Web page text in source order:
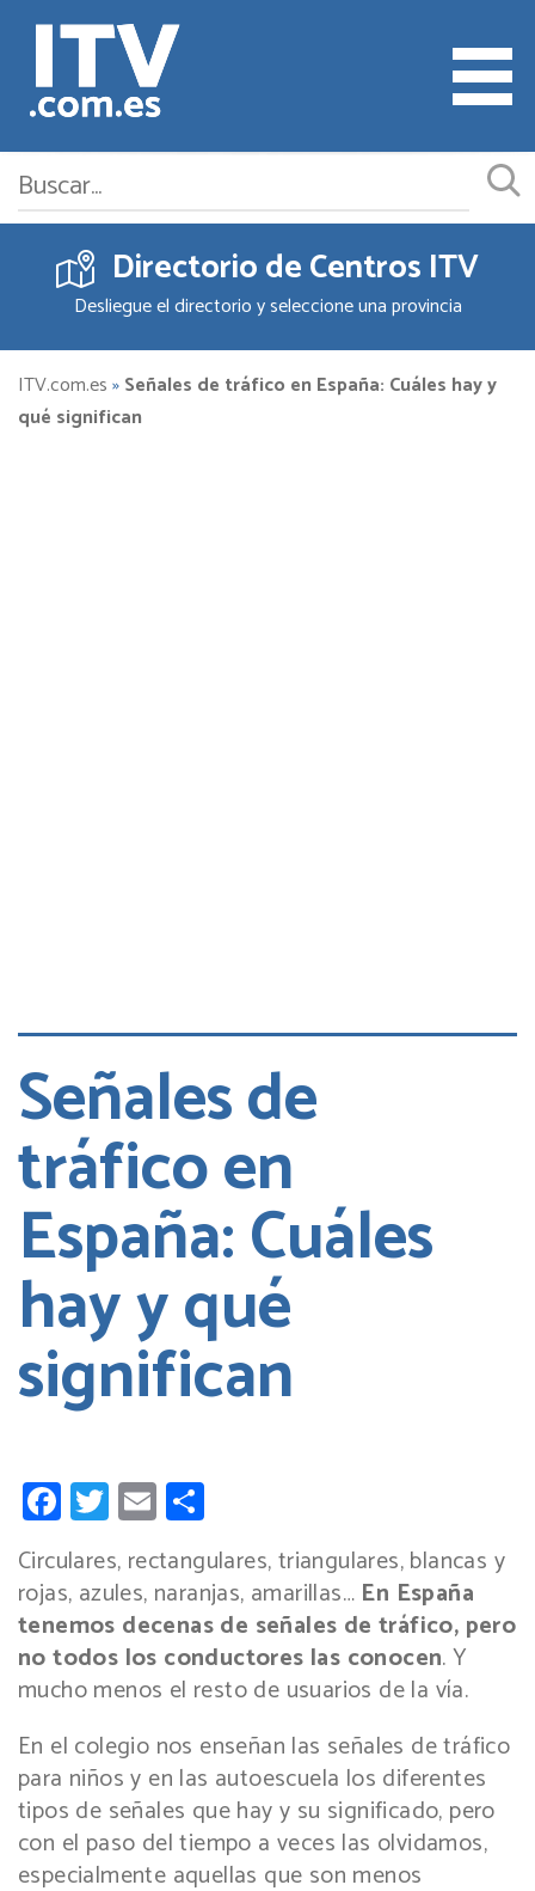
Cita ITV
Cambiar o Anular Cita
Empresas ITV
Documentación
Directorio de Centros ITV
Desliegue el directorio y seleccione una provincia
ITV.com.es»Señales de tráfico en España: Cuáles hay y
qué significan
Señales de
tráfico en
España: Cuáles
hay y qué
significan
Facebook
Twitter
Email
Circulares, rectangulares, triangulares, blancas y
rojas, azules, naranjas, amarillas… En España
tenemos decenas de señales de tráfico, pero
no todos los conductores las conocen. Y
mucho menos el resto de usuarios de la vía.
En el colegio nos enseñan las señales de tráfico
para niños y en las autoescuela los diferentes
tipos de señales que hay y su significado, pero
con el paso del tiempo a veces las olvidamos,
especialmente aquellas que son menos